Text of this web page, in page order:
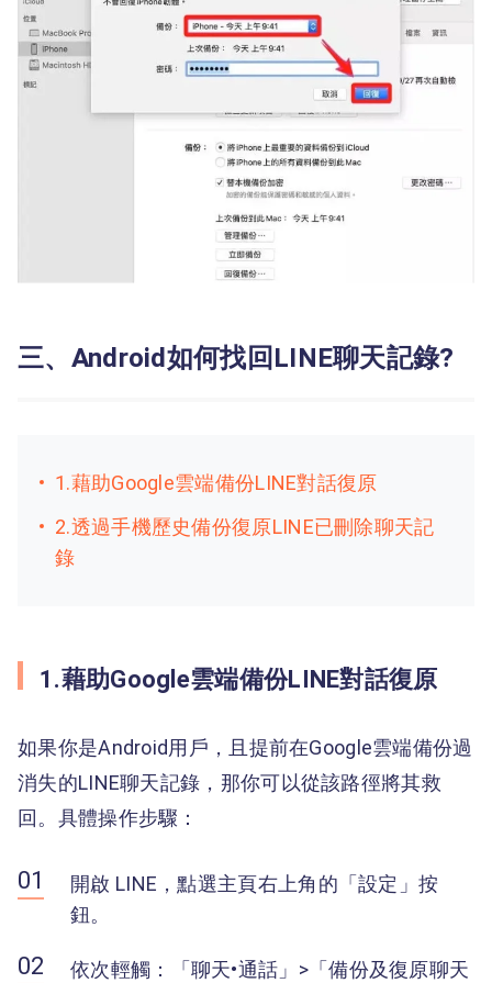
三、Android如何找回LINE聊天記錄?
1.藉助Google雲端備份LINE對話復原
2.透過手機歷史備份復原LINE已刪除聊天記
錄
1.藉助Google雲端備份LINE對話復原
如果你是Android用戶，且提前在Google雲端備份過
消失的LINE聊天記錄，那你可以從該路徑將其救
回。具體操作步驟：
開啟 LINE，點選主頁右上角的「設定」按
鈕。
依次輕觸：「聊天•通話」>「備份及復原聊天